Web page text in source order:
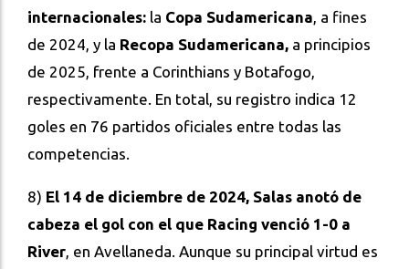
internacionales: la Copa Sudamericana, a fines
de 2024, y la Recopa Sudamericana, a principios
de 2025, frente a Corinthians y Botafogo,
respectivamente. En total, su registro indica 12
goles en 76 partidos oficiales entre todas las
competencias.
8) El 14 de diciembre de 2024, Salas anotó de
cabeza el gol con el que Racing venció 1-0 a
River, en Avellaneda. Aunque su principal virtud es